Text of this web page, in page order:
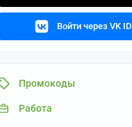
Войти через VK ID
Промокоды
Работа